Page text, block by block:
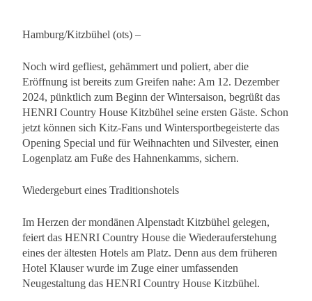
Hamburg/Kitzbühel (ots) –
Noch wird gefliest, gehämmert und poliert, aber die
Eröffnung ist bereits zum Greifen nahe: Am 12. Dezember
2024, pünktlich zum Beginn der Wintersaison, begrüßt das
HENRI Country House Kitzbühel seine ersten Gäste. Schon
jetzt können sich Kitz-Fans und Wintersportbegeisterte das
Opening Special und für Weihnachten und Silvester, einen
Logenplatz am Fuße des Hahnenkamms, sichern.
Wiedergeburt eines Traditionshotels
Im Herzen der mondänen Alpenstadt Kitzbühel gelegen,
feiert das HENRI Country House die Wiederauferstehung
eines der ältesten Hotels am Platz. Denn aus dem früheren
Hotel Klauser wurde im Zuge einer umfassenden
Neugestaltung das HENRI Country House Kitzbühel.